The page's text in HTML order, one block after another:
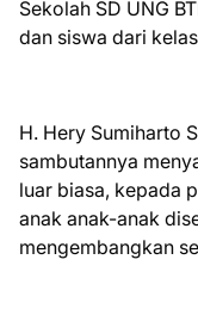
Sekolah SD UNG
dan siswa dari
H. Hery Sumiharto
sambutannya
luar biasa, kepada
anak anak-anak
mengembangkan